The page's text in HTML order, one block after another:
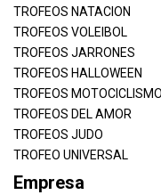
TROFEOS NATACION
TROFEOS VOLEIBOL
TROFEOS JARRONES
TROFEOS HALLOWEEN
TROFEOS MOTOCICLISMO
TROFEOS DEL AMOR
TROFEOS JUDO
TROFEO UNIVERSAL
Empresa